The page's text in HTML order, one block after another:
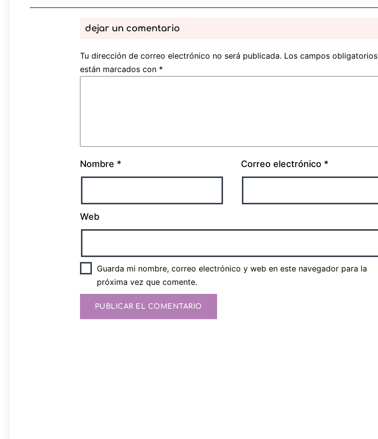
dejar un comentario
Tu dirección de correo electrónico no será publicada. Los campos obligatorios
están marcados con *
Nombre * Correo electrónico *
Web
Guarda mi nombre, correo electrónico y web en este navegador para la
próxima vez que comente.